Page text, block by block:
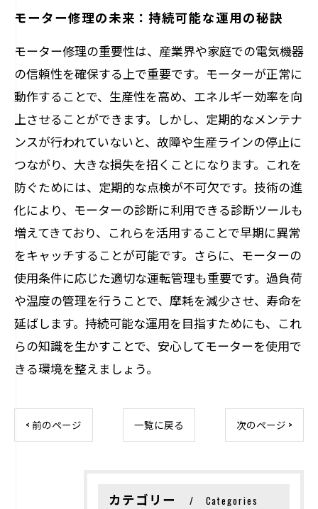
モーター修理の未来：持続可能な運用の秘訣
モーター修理の重要性は、産業界や家庭での電気機器
の信頼性を確保する上で重要です。モーターが正常に
動作することで、生産性を高め、エネルギー効率を向
上させることができます。しかし、定期的なメンテナ
ンスが行われていないと、故障や生産ラインの停止に
つながり、大きな損失を招くことになります。これを
防ぐためには、定期的な点検が不可欠です。技術の進
化により、モーターの診断に利用できる診断ツールも
増えてきており、これらを活用することで早期に異常
をキャッチすることが可能です。さらに、モーターの
使用条件に応じた適切な運転管理も重要です。過負荷
や温度の管理を行うことで、摩耗を減少させ、寿命を
延ばします。持続可能な運用を目指すためにも、これ
らの知識を生かすことで、安心してモーターを使用で
きる環境を整えましょう。
< 前のページ 一覧に戻る 次のページ >
カテゴリー Categories